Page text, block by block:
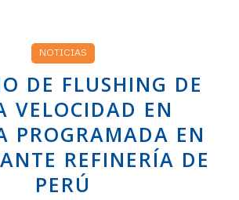
NOTICIAS
DE FLUSHING DE
VELOCIDAD EN
PROGRAMADA EN
REFINERÍA DE
PERÚ